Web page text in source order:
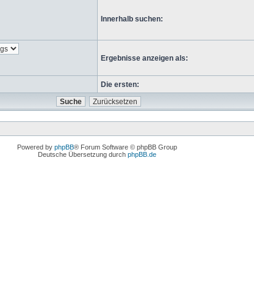
Innerhalb suchen:
Ergebnisse anzeigen als:
Die ersten:
Powered by phpBB® Forum Software © phpBB Group
Deutsche Übersetzung durch phpBB.de